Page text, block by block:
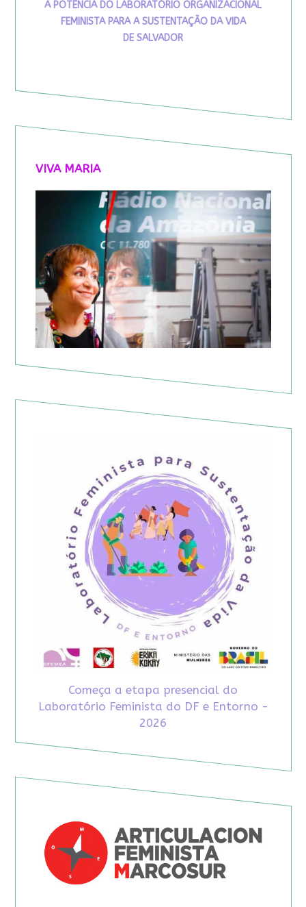
A POTÊNCIA DO LABORATÓRIO ORGANIZACIONAL
FEMINISTA PARA A SUSTENTAÇÃO DA VIDA
DE SALVADOR
VIVA MARIA
Começa a etapa presencial do
Laboratório Feminista do DF e Entorno -
2026